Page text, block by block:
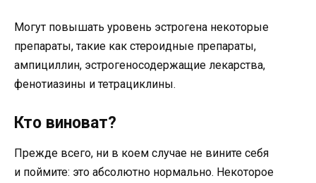
Могут повышать уровень эстрогена некоторые
препараты, такие как стероидные препараты,
ампициллин, эстрогеносодержащие лекарства,
фенотиазины и тетрациклины.
Кто виноват?
Прежде всего, ни в коем случае не вините себя
и поймите: это абсолютно нормально. Некоторое